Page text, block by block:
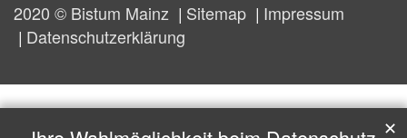
2020 © Bistum Mainz Sitemap
Impressum
Datenschutzerklärung
✕